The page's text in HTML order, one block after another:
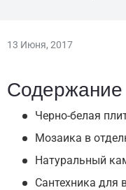
13 Июня, 2017
Содержание
Черно-белая
Мозаика в
Натуральный
Сантехника для